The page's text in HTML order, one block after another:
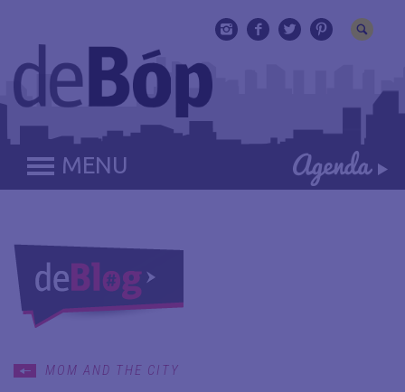
MENU
MOM AND THE CITY